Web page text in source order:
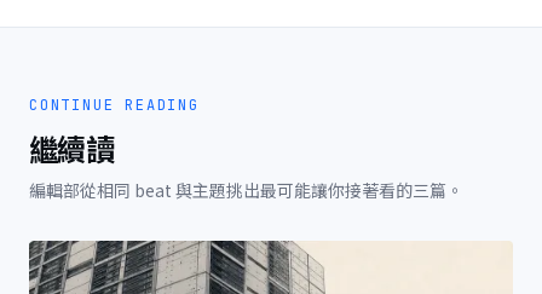
CONTINUE READING
繼續讀
編輯部從相同 beat 與主題挑出最可能讓你接著看的三篇。